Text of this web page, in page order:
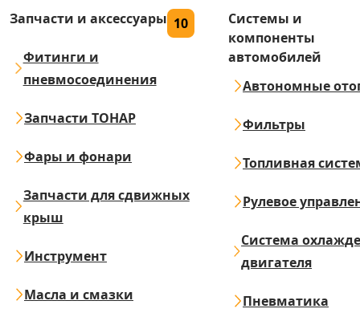
Запчасти и аксессуары 10
Фитинги и
пневмосоединения
Запчасти ТОНАР
Фары и фонари
Запчасти для сдвижных
крыш
Инструмент
Масла и смазки
Системы и
компоненты
автомобилей
Автономные
Фильтры
Топливная
Рулевое
Система
двигателя
Пневматика